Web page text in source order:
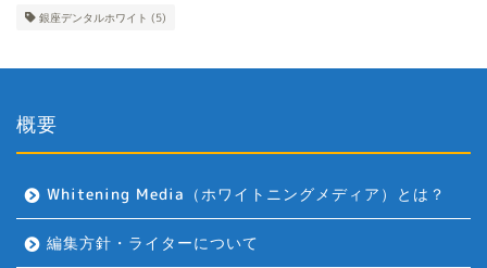
銀座デンタルホワイト (5)
概要
Whitening Media（ホワイトニングメディア）とは？
編集方針・ライターについて